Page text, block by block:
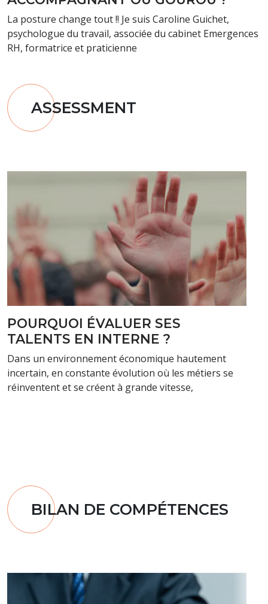
La posture change tout !! Je suis Caroline Guichet,
psychologue du travail, associée du cabinet Emergences
RH, formatrice et praticienne
ASSESSMENT
POURQUOI ÉVALUER SES
TALENTS EN INTERNE ?
Dans un environnement économique hautement
incertain, en constante évolution où les métiers se
réinventent et se créent à grande vitesse,
BILAN DE COMPÉTENCES